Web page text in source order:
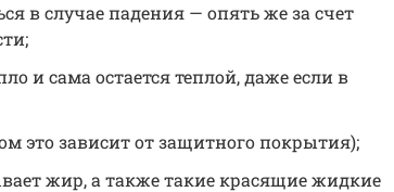
в случае падения — опять же за счет
и сама остается теплой, даже если в
это зависит от защитного покрытия);
жир, а также такие красящие жидкие